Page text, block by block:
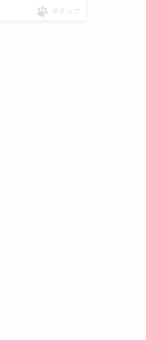
ポチップ